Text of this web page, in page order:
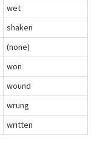
wet
shaken
(none)
won
wound
wrung
written